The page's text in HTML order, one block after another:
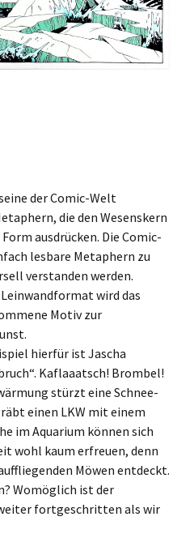
der Comic-Welt
die den Wesenskern
ausdrücken. Die Comic-
lesbare Metaphern zu
verstanden werden.
wird das
Motiv zur
hierfür ist Jascha
Kaflaaatsch! Brombel!
stürzt eine Schnee-
einen LKW mit einem
im Aquarium können sich
wohl kaum erfreuen, denn
Möwen entdeckt.
Womöglich ist der
fortgeschritten als wir